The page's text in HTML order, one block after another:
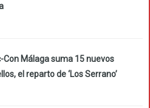
Con Málaga suma 15 nuevos
el reparto de ‘Los Serrano’